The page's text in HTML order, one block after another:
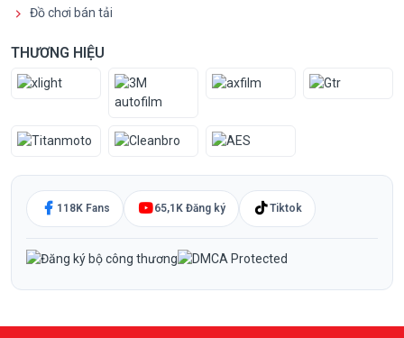
Đồ chơi bán tải
THƯƠNG HIỆU
118K Fans 65,1K Đăng ký Tiktok